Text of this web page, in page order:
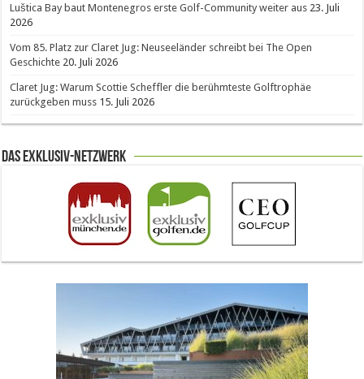
Luštica Bay baut Montenegros erste Golf-Community weiter aus 23. Juli
2026
Vom 85. Platz zur Claret Jug: Neuseeländer schreibt bei The Open
Geschichte 20. Juli 2026
Claret Jug: Warum Scottie Scheffler die berühmteste Golftrophäe
zurückgeben muss 15. Juli 2026
Das Exklusiv-Netzwerk